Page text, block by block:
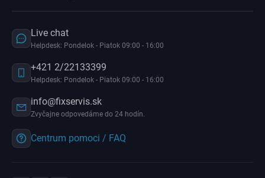
Live chat
Helpdesk: Pondelok - Piatok 09:00 - 16:00
+421 2/22133399
Helpdesk: Pondelok - Piatok 09:00 - 16:00
info@fixservis.sk
Zvyčajne odpovedáme do 24 hodín.
Centrum pomoci / FAQ